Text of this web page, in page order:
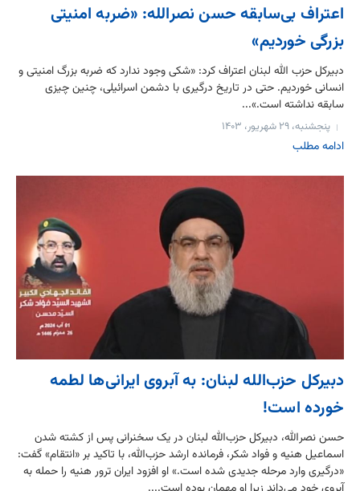
اعتراف بی‌سابقه حسن نصرالله: «ضربه امنیتی
بزرگی خوردیم»
دبیرکل حزب الله لبنان اعتراف کرد: «شکی وجود ندارد که ضربه بزرگ امنیتی و
انسانی خوردیم. حتی در تاریخ درگیری با دشمن اسرائیلی، چنین چیزی
سابقه نداشته است.»...
پنجشنبه، ۲۹ شهریور، ۱۴۰۳
ادامه مطلب
دبیرکل حزب‌الله لبنان: به آبروی ایرانی‌ها لطمه
خورده است!
حسن نصرالله، دبیرکل حزب‌الله لبنان در یک سخنرانی پس از کشته شدن
اسماعیل هنیه و فواد شکر، فرمانده ارشد حزب‌الله، با تاکید بر «انتقام» گفت:
«درگیری وارد مرحله جدیدی شده است.» او افزود ایران ترور هنیه را حمله به